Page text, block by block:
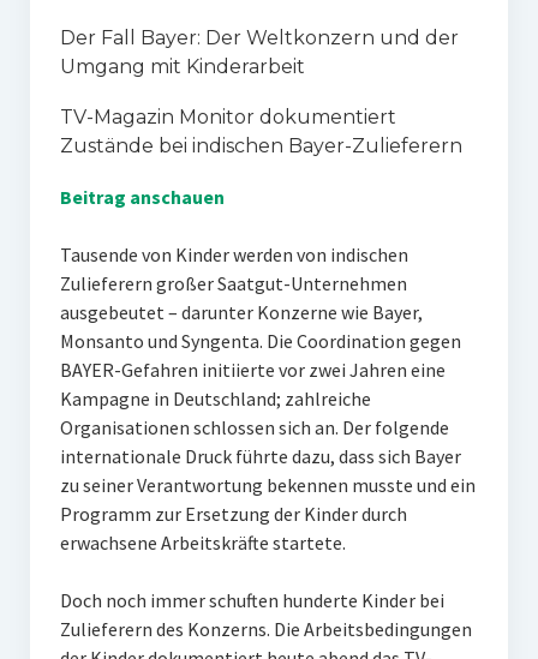
Der Fall Bayer: Der Weltkonzern und der
Umgang mit Kinderarbeit
TV-Magazin Monitor dokumentiert
Zustände bei indischen Bayer-Zulieferern
Beitrag anschauen
Tausende von Kinder werden von indischen
Zulieferern großer Saatgut-Unternehmen
ausgebeutet – darunter Konzerne wie Bayer,
Monsanto und Syngenta. Die Coordination gegen
BAYER-Gefahren initiierte vor zwei Jahren eine
Kampagne in Deutschland; zahlreiche
Organisationen schlossen sich an. Der folgende
internationale Druck führte dazu, dass sich Bayer
zu seiner Verantwortung bekennen musste und ein
Programm zur Ersetzung der Kinder durch
erwachsene Arbeitskräfte startete.
Doch noch immer schuften hunderte Kinder bei
Zulieferern des Konzerns. Die Arbeitsbedingungen